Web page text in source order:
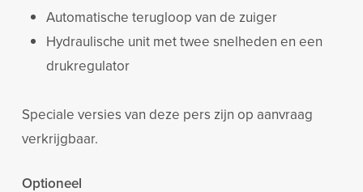
Automatische terugloop van de zuiger
Hydraulische unit met twee snelheden en een
drukregulator
Speciale versies van deze pers zijn op aanvraag
verkrijgbaar.
Optioneel